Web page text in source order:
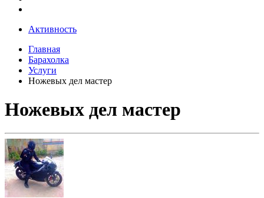
Активность
Главная
Барахолка
Услуги
Ножевых дел мастер
Ножевых дел мастер